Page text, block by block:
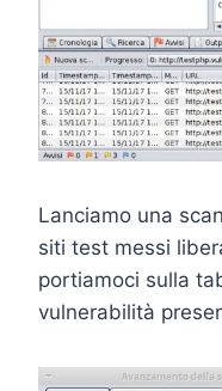
Lanciamo una
siti test messi
portiamoci sulla
vulnerabilità